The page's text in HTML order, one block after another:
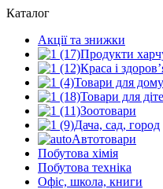
Каталог
Акції та знижки
Продукти
Краса і
Товари для дому
Товари для
Зоотовари
Дача, сад, город
Автотовари
Побутова хімія
Побутова техніка
Офіс, школа, книги